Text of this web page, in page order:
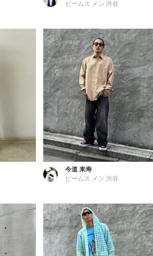
ビームス メン 渋谷
今道 来寿
ビームス メン 渋谷